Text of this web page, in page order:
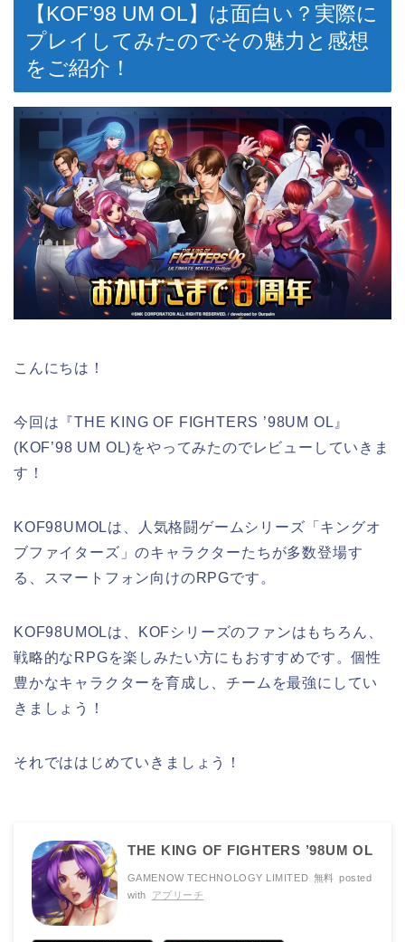
【KOF’98 UM OL】は面白い？実際に
プレイしてみたのでその魅力と感想
をご紹介！
こんにちは！
今回は『THE KING OF FIGHTERS ’98UM OL』
(KOF’98 UM OL)をやってみたのでレビューしていきま
す！
KOF98UMOLは、人気格闘ゲームシリーズ「キングオ
ブファイターズ」のキャラクターたちが多数登場す
る、スマートフォン向けのRPGです。
KOF98UMOLは、KOFシリーズのファンはもちろん、
戦略的なRPGを楽しみたい方にもおすすめです。個性
豊かなキャラクターを育成し、チームを最強にしてい
きましょう！
それでははじめていきましょう！
THE KING OF FIGHTERS ’98UM OL
GAMENOW TECHNOLOGY LIMITED 無料 posted
with
アプリーチ